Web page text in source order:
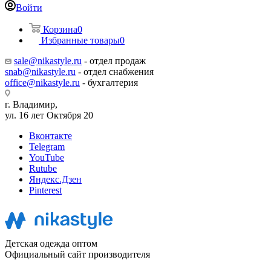
Войти
Корзина0
Избранные товары0
sale@nikastyle.ru - отдел продаж
snab@nikastyle.ru - отдел снабжения
office@nikastyle.ru - бухгалтерия
г. Владимир,
ул. 16 лет Октября 20
Вконтакте
Telegram
YouTube
Rutube
Яндекс.Дзен
Pinterest
Детская одежда оптом
Официальный сайт производителя